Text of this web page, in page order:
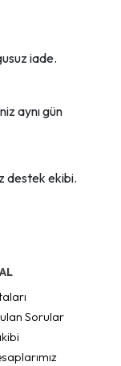
iade.
aynı gün
destek ekibi.
Sorular